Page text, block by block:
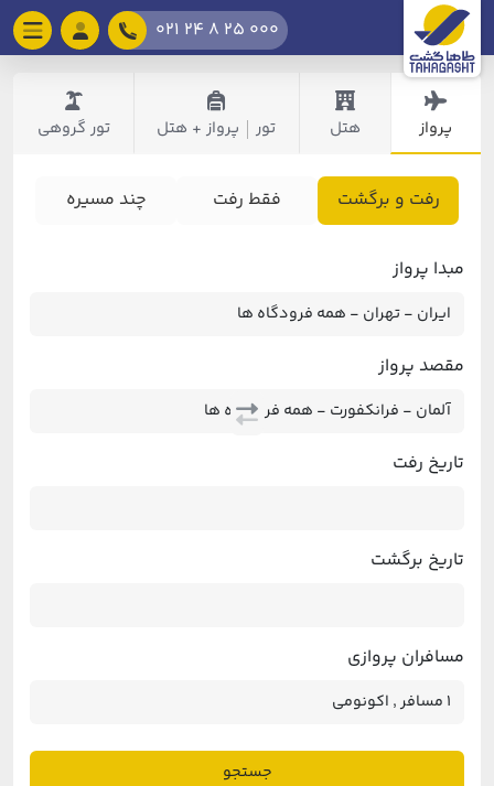
021 24 8 25 000
پرواز هتل تور پرواز + هتل تور گروهی
رفت و برگشت فقط رفت چند مسیره
مبدا پرواز
مقصد پرواز
تاریخ رفت
تاریخ برگشت
مسافران پروازی
جستجو